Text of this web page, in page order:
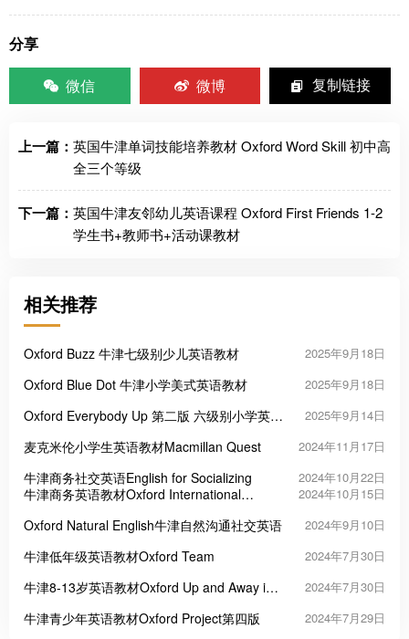
分享
微信
微博 复制链接
上一篇： 英国牛津单词技能培养教材 Oxford Word Skill 初中高
全三个等级
下一篇： 英国牛津友邻幼儿英语课程 Oxford First Friends 1-2
学生书+教师书+活动课教材
相关推荐
Oxford Buzz 牛津七级别少儿英语教材 2025年9月18日
Oxford Blue Dot 牛津小学美式英语教材 2025年9月18日
Oxford Everybody Up 第二版 六级别小学英语
2025年9月14日
麦克米伦小学生英语教材Macmillan Quest 2024年11月17日
牛津商务社交英语English for Socializing 2024年10月22日
牛津商务英语教材Oxford International
2024年10月15日
Oxford Natural English牛津自然沟通社交英语 2024年9月10日
牛津低年级英语教材Oxford Team 2024年7月30日
牛津8-13岁英语教材Oxford Up and Away in
2024年7月30日
牛津青少年英语教材Oxford Project第四版 2024年7月29日